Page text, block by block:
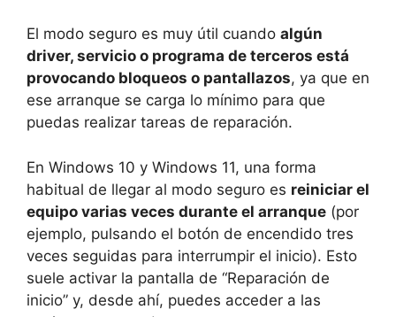
El modo seguro es muy útil cuando algún
driver, servicio o programa de terceros está
provocando bloqueos o pantallazos, ya que en
ese arranque se carga lo mínimo para que
puedas realizar tareas de reparación.
En Windows 10 y Windows 11, una forma
habitual de llegar al modo seguro es reiniciar el
equipo varias veces durante el arranque (por
ejemplo, pulsando el botón de encendido tres
veces seguidas para interrumpir el inicio). Esto
suele activar la pantalla de “Reparación de
inicio” y, desde ahí, puedes acceder a las